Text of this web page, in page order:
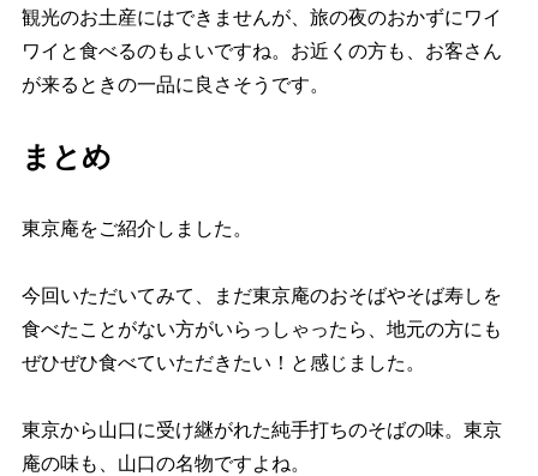
観光のお土産にはできませんが、旅の夜のおかずにワイ
ワイと食べるのもよいですね。お近くの方も、お客さん
が来るときの一品に良さそうです。
まとめ
東京庵をご紹介しました。
今回いただいてみて、まだ東京庵のおそばやそば寿しを
食べたことがない方がいらっしゃったら、地元の方にも
ぜひぜひ食べていただきたい！と感じました。
東京から山口に受け継がれた純手打ちのそばの味。東京
庵の味も、山口の名物ですよね。